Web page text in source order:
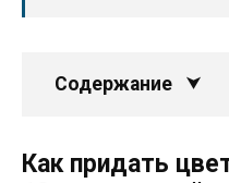
Содержание
Как придать